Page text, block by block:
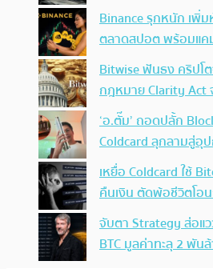
Binance รุกหนัก เพิ่
ตลาดสปอต พร้อมแค
Bitwise ฟันธง คริปโต
กฎหมาย Clarity Act
‘อ.ตั๊ม’ ถอดปลั้ก
Coldcard ลุกลามสู่อุ
เหยื่อ Coldcard ใช้
คืนเงิน ตัดพ้อชีวิตโ
จับตา Strategy ส่อแ
BTC มูลค่าทะลุ 2 พัน